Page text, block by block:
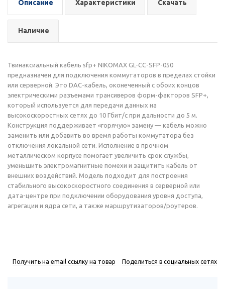
Описание Характеристики Скачать
Наличие
Твинаксиальный кабель sfp+ NIKOMAX GL-CC-SFP-050
предназначен для подключения коммутаторов в пределах стойки
или серверной. Это DAC-кабель, оконеченный с обоих концов
электрическими разъемами трансиверов форм-факторов SFP+,
который используется для передачи данных на
высокоскоростных сетях до 10 Гбит/с при дальности до 5 м.
Конструкция поддерживает «горячую» замену — кабель можно
заменить или добавить во время работы коммутатора без
отключения локальной сети. Исполнение в прочном
металлическом корпусе помогает увеличить срок службы,
уменьшить электромагнитные помехи и защитить кабель от
внешних воздействий. Модель подходит для построения
стабильного высокоскоростного соединения в серверной или
дата-центре при подключении оборудования уровня доступа,
агрегации и ядра сети, а также маршрутизаторов/роутеров.
Получить на email ссылку на товар Поделиться в социальных сетях